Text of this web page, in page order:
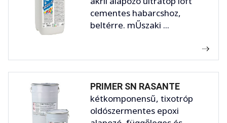
cementes habarcshoz,
beltérre. mŰszaki ...
PRIMER SN RASANTE
kétkomponensű, tixotróp
oldószermentes epoxi